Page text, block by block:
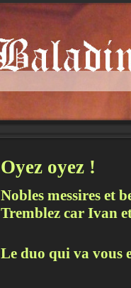
Oyez oyez !
Nobles messires et
Tremblez car Ivan
Le duo qui va vous